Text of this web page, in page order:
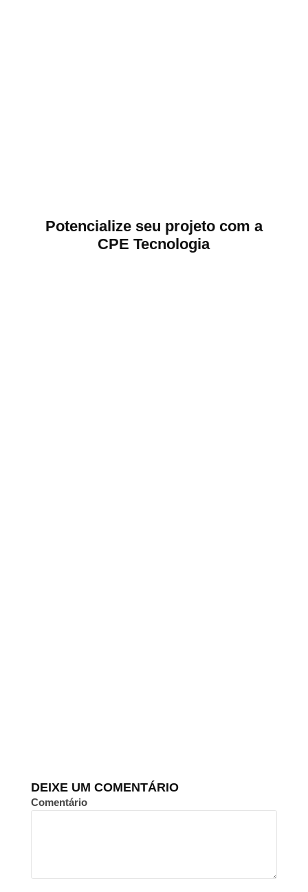
Potencialize seu projeto com a
CPE Tecnologia
DEIXE UM COMENTÁRIO
Comentário